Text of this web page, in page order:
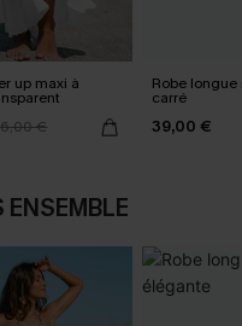
up maxi à
€
Robe longue
carré
39,00 €
ENSEMBLE